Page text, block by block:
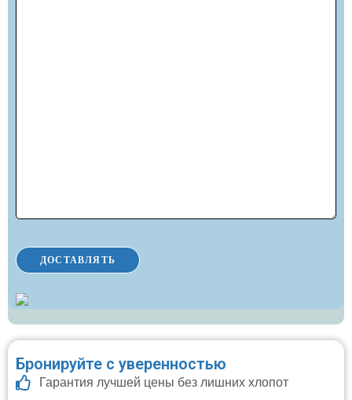
Бронируйте с уверенностью
Гарантия лучшей цены без лишних хлопот